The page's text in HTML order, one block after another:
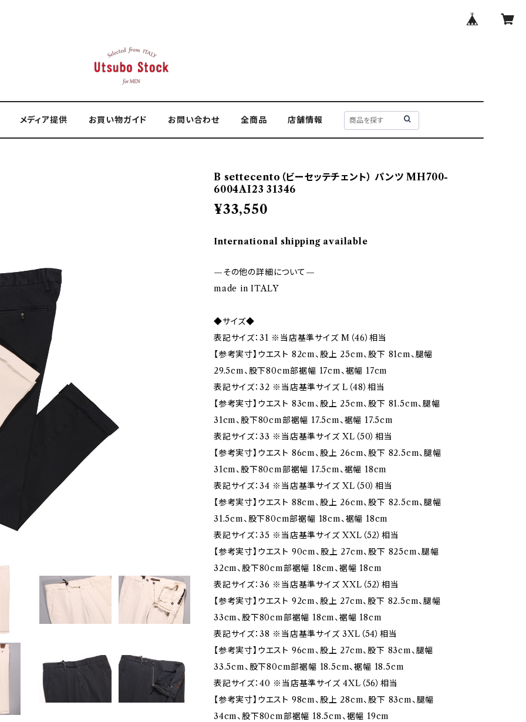
メディア提供 お買い物ガイド お問い合わせ 全商品 店舗情報
B settecento（ビーセッテチェント） パンツ MH700-
6004AI23 31346
¥33,550
International shipping available
—その他の詳細について—
made in ITALY
◆サイズ◆
表記サイズ：31 ※当店基準サイズ M（46）相当
【参考実寸】ウエスト 82cm、股上 25cm、股下 81cm、腿幅
29.5cm、股下80cm部裾幅 17cm、裾幅 17cm
表記サイズ：32 ※当店基準サイズ L（48）相当
【参考実寸】ウエスト 83cm、股上 25cm、股下 81.5cm、腿幅
31cm、股下80cm部裾幅 17.5cm、裾幅 17.5cm
表記サイズ：33 ※当店基準サイズ XL（50）相当
【参考実寸】ウエスト 86cm、股上 26cm、股下 82.5cm、腿幅
31cm、股下80cm部裾幅 17.5cm、裾幅 18cm
表記サイズ：34 ※当店基準サイズ XL（50）相当
【参考実寸】ウエスト 88cm、股上 26cm、股下 82.5cm、腿幅
31.5cm、股下80cm部裾幅 18cm、裾幅 18cm
表記サイズ：35 ※当店基準サイズ XXL（52）相当
【参考実寸】ウエスト 90cm、股上 27cm、股下 825cm、腿幅
32cm、股下80cm部裾幅 18cm、裾幅 18cm
表記サイズ：36 ※当店基準サイズ XXL（52）相当
【参考実寸】ウエスト 92cm、股上 27cm、股下 82.5cm、腿幅
33cm、股下80cm部裾幅 18cm、裾幅 18cm
表記サイズ：38 ※当店基準サイズ 3XL（54）相当
【参考実寸】ウエスト 96cm、股上 27cm、股下 83cm、腿幅
33.5cm、股下80cm部裾幅 18.5cm、裾幅 18.5cm
表記サイズ：40 ※当店基準サイズ 4XL（56）相当
【参考実寸】ウエスト 98cm、股上 28cm、股下 83cm、腿幅
34cm、股下80cm部裾幅 18.5cm、裾幅 19cm